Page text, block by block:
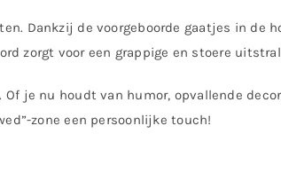
Dankzij de voorgeboorde gaatjes in de
zorgt voor een grappige en stoere
je nu houdt van humor, opvallende
zone een persoonlijke touch!